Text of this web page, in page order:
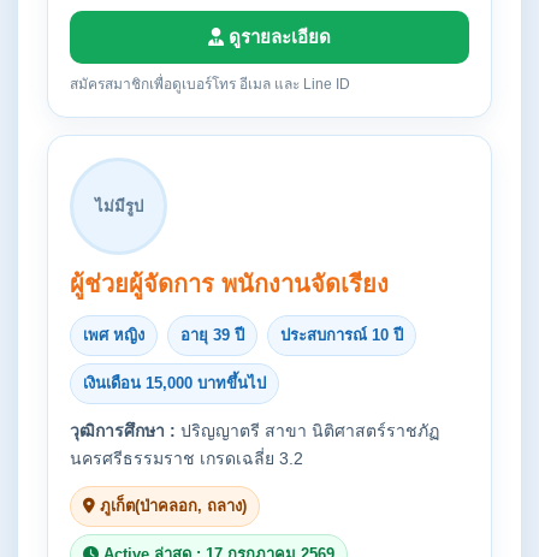
ดูรายละเอียด
สมัครสมาชิกเพื่อดูเบอร์โทร อีเมล และ Line ID
ไม่มีรูป
ผู้ช่วยผู้จัดการ พนักงานจัดเรียง
เพศ หญิง อายุ 39 ปี ประสบการณ์ 10 ปี
เงินเดือน 15,000 บาทขึ้นไป
วุฒิการศึกษา : ปริญญาตรี สาขา นิติศาสตร์ราชภัฏ
นครศรีธรรมราช เกรดเฉลี่ย 3.2
ภูเก็ต(ป่าคลอก, ถลาง)